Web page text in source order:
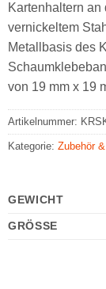
Kartenhaltern
vernickeltem
Metallbasis des
von 19 mm x 19
Artikelnummer:
Kategorie: Zubehör
GEWICHT
GRÖSSE